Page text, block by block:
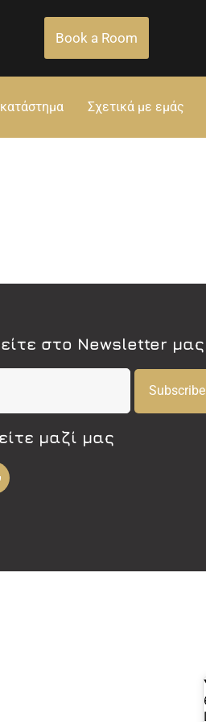
Book a Room
Σχετικά με εμάς
στο Newsletter μας
Subscribe
μαζί μας